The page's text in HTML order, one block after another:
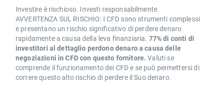
Investire è rischioso. Investi responsabilmente.
AVVERTENZA SUL RISCHIO: I CFD sono strumenti complessi
e presentano un rischio significativo di perdere denaro
rapidamente a causa della leva finanziaria. 77% di conti di
investitori al dettaglio perdono denaro a causa delle
negoziazioni in CFD con questo fornitore. Valuti se
comprende il funzionamento dei CFD e se può permettersi di
correre questo alto rischio di perdere il Suo denaro.